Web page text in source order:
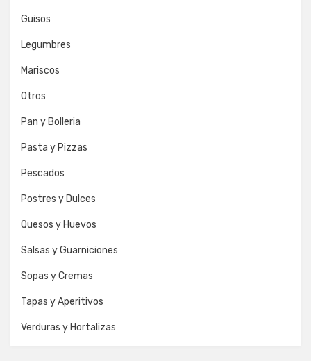
Guisos
Legumbres
Mariscos
Otros
Pan y Bolleria
Pasta y Pizzas
Pescados
Postres y Dulces
Quesos y Huevos
Salsas y Guarniciones
Sopas y Cremas
Tapas y Aperitivos
Verduras y Hortalizas